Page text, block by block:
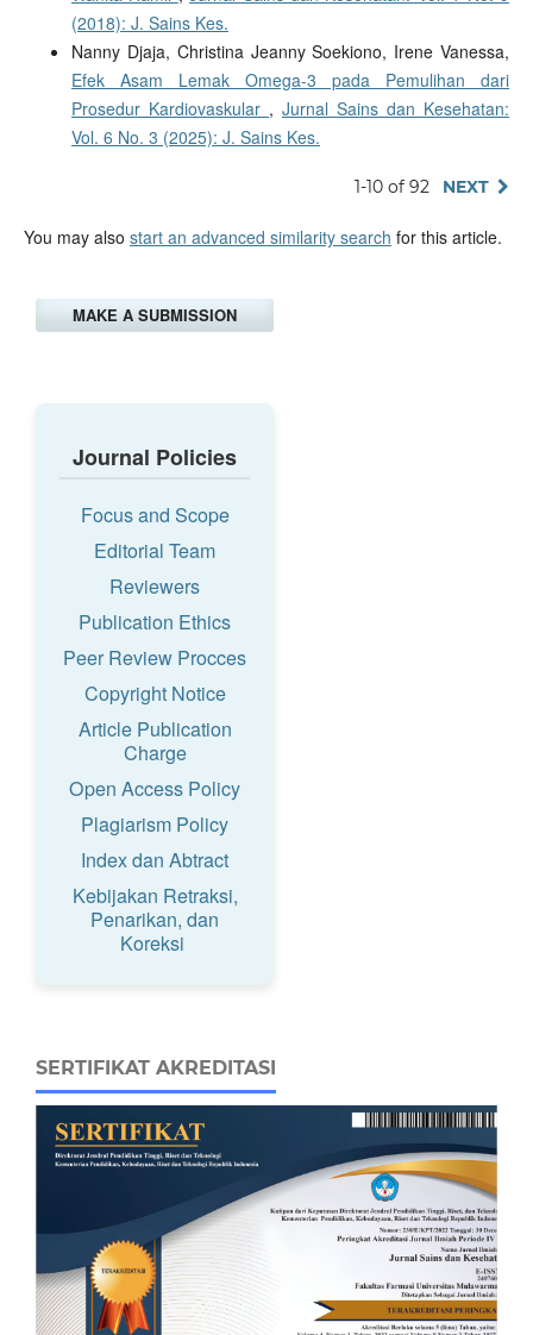
(2018): J. Sains Kes.
Nanny Djaja, Christina Jeanny Soekiono, Irene Vanessa,
Efek Asam Lemak Omega-3 pada Pemulihan dari
Prosedur Kardiovaskular ,Jurnal Sains dan Kesehatan:
Vol. 6 No. 3 (2025): J. Sains Kes.
1-10 of 92 NEXT
You may also start an advanced similarity search for this article.
MAKE A SUBMISSION
Journal Policies
Focus and Scope
Editorial Team
Reviewers
Publication Ethics
Peer Review Procces
Copyright Notice
Article Publication
Charge
Open Access Policy
Plagiarism Policy
Index dan Abtract
Kebijakan Retraksi,
Penarikan, dan
Koreksi
SERTIFIKAT AKREDITASI